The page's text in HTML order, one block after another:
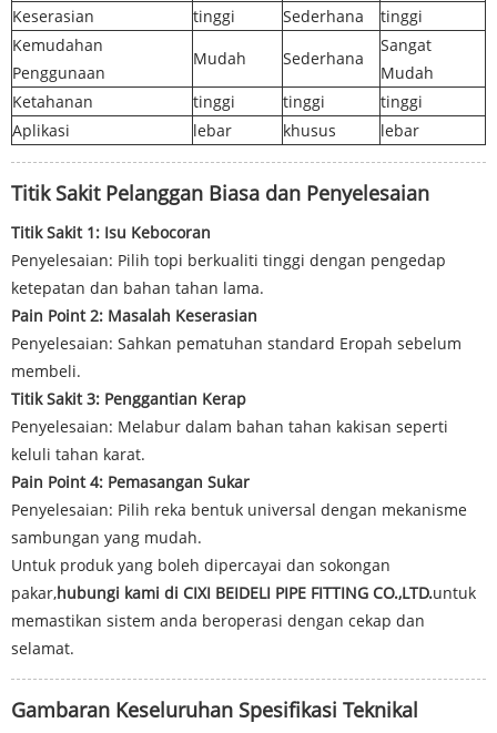
Keserasian tinggi Sederhana
tinggi
Kemudahan
Penggunaan
Mudah Sederhana
Sangat
Mudah
Ketahanan
tinggi tinggi
tinggi
Aplikasi
lebar khusus lebar
Titik Sakit Pelanggan Biasa dan Penyelesaian
Titik Sakit 1: Isu Kebocoran
Penyelesaian: Pilih topi berkualiti tinggi dengan pengedap
ketepatan dan bahan tahan lama.
Pain Point 2: Masalah Keserasian
Penyelesaian: Sahkan pematuhan standard Eropah sebelum
membeli.
Titik Sakit 3: Penggantian Kerap
Penyelesaian: Melabur dalam bahan tahan kakisan seperti
keluli tahan karat.
Pain Point 4: Pemasangan Sukar
Penyelesaian: Pilih reka bentuk universal dengan mekanisme
sambungan yang mudah.
Untuk produk yang boleh dipercayai dan sokongan
pakar,hubungi kami di CIXI BEIDELI PIPE FITTING CO.,LTD.untuk
memastikan sistem anda beroperasi dengan cekap dan
selamat.
Gambaran Keseluruhan Spesifikasi Teknikal